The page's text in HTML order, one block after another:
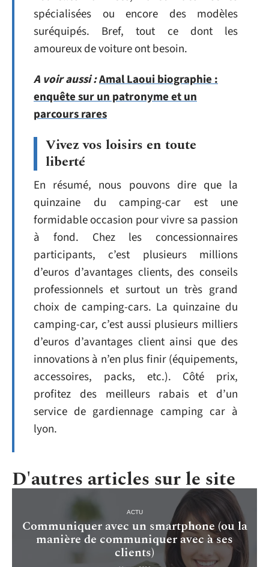
spécialisées ou encore des modèles
suréquipés. Bref, tout ce dont les
amoureux de voiture ont besoin.
A voir aussi :Amal Laoui biographie :
enquête sur un patronyme et un
parcours rares
Vivez vos loisirs en toute
liberté
En résumé, nous pouvons dire que la
quinzaine du camping-car est une
formidable occasion pour vivre sa passion
à fond. Chez les concessionnaires
participants, c’est plusieurs millions
d’euros d’avantages clients, des conseils
professionnels et surtout un très grand
choix de camping-cars. La quinzaine du
camping-car, c’est aussi plusieurs milliers
d’euros d’avantages client ainsi que des
innovations à n’en plus finir (équipements,
accessoires, packs, etc.). Côté prix,
profitez des meilleurs rabais et d’un
service de gardiennage camping car à
lyon.
D'autres articles sur le site
ACTU
Communiquer avec un smartphone (ou la
manière de communiquer avec à ses
clients)